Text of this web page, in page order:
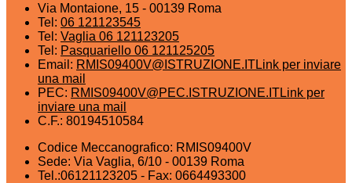
Via Montaione, 15 - 00139 Roma
Tel: 06 121123545
Tel: Vaglia 06 121123205
Tel: Pasquariello 06 121125205
Email: RMIS09400V@ISTRUZIONE.ITLink per inviare
una mail
PEC: RMIS09400V@PEC.ISTRUZIONE.ITLink per
inviare una mail
C.F.: 80194510584
Codice Meccanografico: RMIS09400V
Sede: Via Vaglia, 6/10 - 00139 Roma
Tel.:06121123205 - Fax: 0664493300